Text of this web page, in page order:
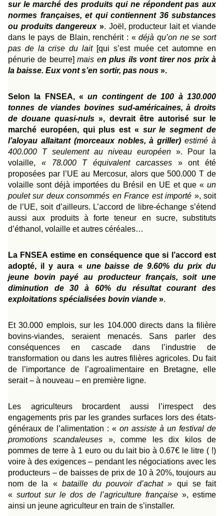
sur le marché des produits qui ne répondent pas aux
normes françaises, et qui contiennent 36 substances
ou produits dangereux». Joël, producteur lait et viande
dans le pays de Blain, renchérit : «déjà qu’on ne se sort
pas de la crise du lait [qui s’est muée cet automne en
pénurie de beurre]mais en plus ils vont tirer nos prix à
la baisse. Eux vont s’en sortir, pas nous ».
Selon la FNSEA, «un contingent de 100 à 130.000
tonnes de viandes bovines sud-américaines, à droits
de douane quasi-nuls », devrait être autorisé sur le
marché européen, qui plus est « sur le segment de
l’aloyau allaitant (morceaux nobles, à griller)estimé à
400.000 T seulement au niveau européen ». Pour la
volaille, « 78.000 T équivalent carcasses» ont été
proposées par l’UE au Mercosur, alors que 500.000 T de
volaille sont déjà importées du Brésil en UE et que « un
poulet sur deux consommés en France est importé », soit
de l’UE, soit d’ailleurs. L’accord de libre-échange s’étend
aussi aux produits à forte teneur en sucre, substituts
d’éthanol, volaille et autres céréales…
La FNSEA estime en conséquence que si l’accord est
adopté, il y aura « une baisse de 9.60% du prix du
jeune bovin payé au producteur français, soit une
diminution de 30 à 60% du résultat courant des
exploitations spécialisées bovin viande ».
Et 30.000 emplois, sur les 104.000 directs dans la filière
bovins-viandes, seraient menacés. Sans parler des
conséquences en cascade dans l’industrie de
transformation ou dans les autres filières agricoles. Du fait
de l’importance de l’agroalimentaire en Bretagne, elle
serait – à nouveau – en première ligne.
Les agriculteurs brocardent aussi l’irrespect des
engagements pris par les grandes surfaces lors des états-
généraux de l’alimentation : « on assiste à un festival de
promotions scandaleuses », comme les dix kilos de
pommes de terre à 1 euro ou du lait bio à 0.67€ le litre ( !)
voire à des exigences – pendant les négociations avec les
producteurs – de baisses de prix de 10 à 20%, toujours au
nom de la « bataille du pouvoir d’achat » qui se fait
« surtout sur le dos de l’agriculture française », estime
ainsi un jeune agriculteur en train de s’installer.